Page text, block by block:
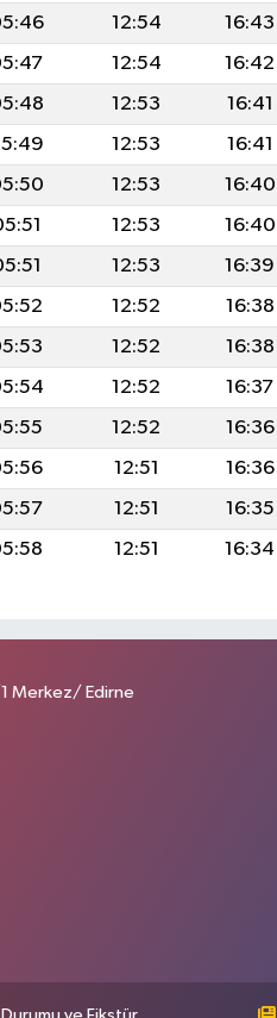
12:54 16:43
12:54 16:42
12:53 16:41
12:53 16:41
12:53 16:40
12:53 16:40
12:53 16:39
12:52 16:38
12:52 16:38
12:52 16:37
12:52 16:36
12:51 16:36
12:51 16:35
12:51 16:34
Merkez/ Edirne